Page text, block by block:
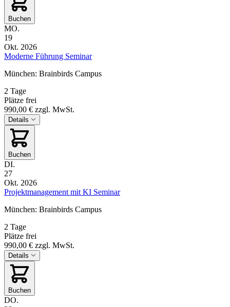
Buchen
MO.
19
Okt. 2026
Moderne Führung Seminar
München: Brainbirds Campus
2 Tage
Plätze frei
990,00 € zzgl. MwSt.
Details
Buchen
DI.
27
Okt. 2026
Projektmanagement mit KI Seminar
München: Brainbirds Campus
2 Tage
Plätze frei
990,00 € zzgl. MwSt.
Details
Buchen
DO.